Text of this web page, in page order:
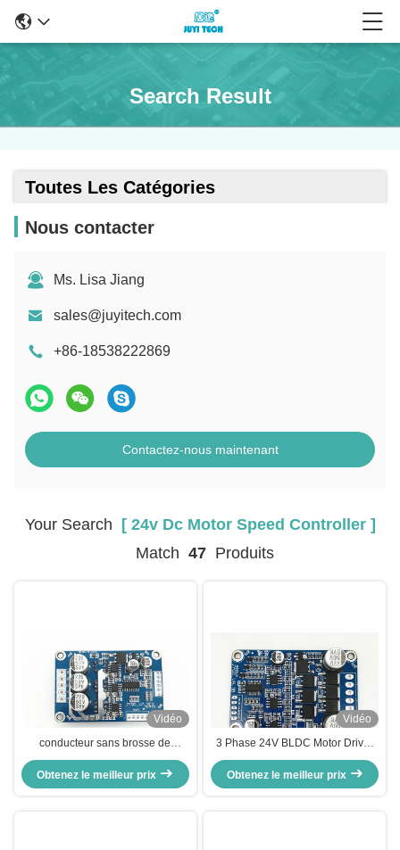
Search Result
Toutes Les Catégories
Nous contacter
Ms. Lisa Jiang
sales@juyitech.com
+86-18538222869
Contactez-nous maintenant
Your Search [ 24v Dc Motor Speed Controller ]
Match 47Produits
Vidéo
conducteur sans brosse de
moteur de C.C 500W, Hall Effect
24 contrôleurs de vitesse de
moteur de C.C de volt
Obtenez le meilleur prix
Vidéo
3 Phase 24V BLDC Motor Driver
Board PWM Fréquence 1-20KHZ
Cycle de fonctionnement 0-100%
Contrôleur du moteur
Obtenez le meilleur prix